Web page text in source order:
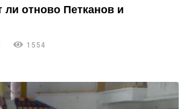
ли отново Петканов и
1554